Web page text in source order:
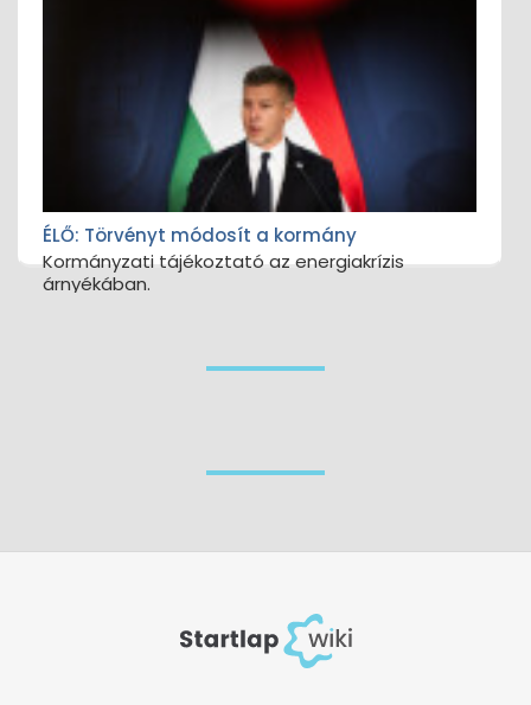
ÉLŐ: Törvényt módosít a kormány
Kormányzati tájékoztató az energiakrízis
árnyékában.